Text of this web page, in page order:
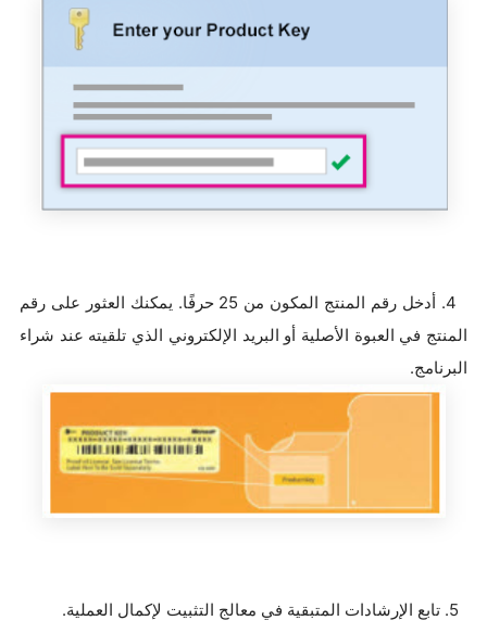
4. أدخل رقم المنتج المكون من 25 حرفًا. يمكنك العثور على رقم
المنتج في العبوة الأصلية أو البريد الإلكتروني الذي تلقيته عند شراء
البرنامج.